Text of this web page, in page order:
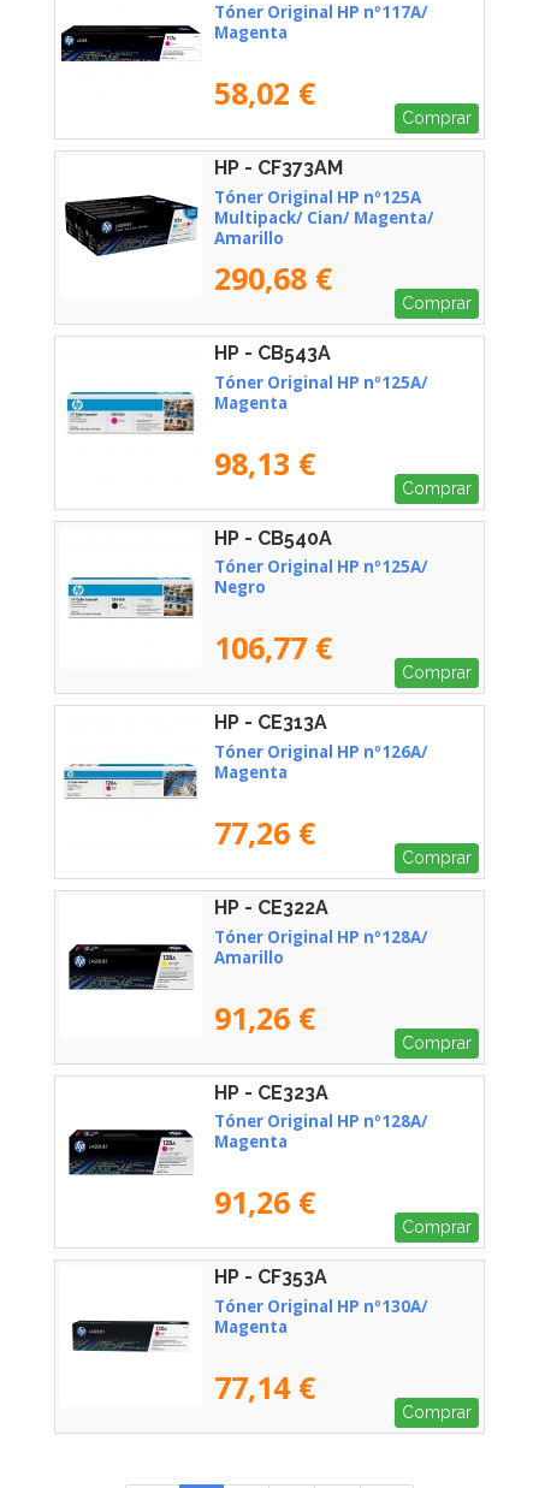
Tóner Original HP nº117A/
Magenta
58,02 €
Comprar
HP - CF373AM
Tóner Original HP nº125A
Multipack/ Cian/ Magenta/
Amarillo
290,68 €
Comprar
HP - CB543A
Tóner Original HP nº125A/
Magenta
98,13 €
Comprar
HP - CB540A
Tóner Original HP nº125A/
Negro
106,77 €
Comprar
HP - CE313A
Tóner Original HP nº126A/
Magenta
77,26 €
Comprar
HP - CE322A
Tóner Original HP nº128A/
Amarillo
91,26 €
Comprar
HP - CE323A
Tóner Original HP nº128A/
Magenta
91,26 €
Comprar
HP - CF353A
Tóner Original HP nº130A/
Magenta
77,14 €
Comprar